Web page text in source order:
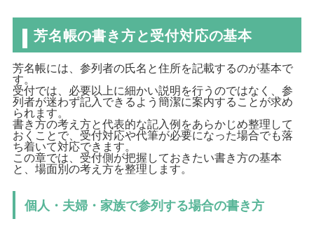
芳名帳の書き方と受付対応の基本
芳名帳には、参列者の氏名と住所を記載するのが基本で
す。
受付では、必要以上に細かい説明を行うのではなく、参
列者が迷わず記入できるよう簡潔に案内することが求め
られます。
書き方の考え方と代表的な記入例をあらかじめ整理して
おくことで、受付対応や代筆が必要になった場合でも落
ち着いて対応できます。
この章では、受付側が把握しておきたい書き方の基本
と、場面別の考え方を整理します。
個人・夫婦・家族で参列する場合の書き方